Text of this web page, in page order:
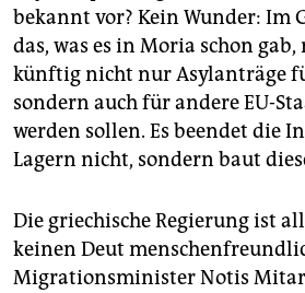
bekannt vor? Kein Wunder: Im
das, was es in Moria schon
künftig nicht nur Asylanträge
sondern auch für andere EU-
werden sollen. Es beendet die
Lagern nicht, sondern baut
Die griechische Regierung ist
keinen Deut
Migrationsminister Notis